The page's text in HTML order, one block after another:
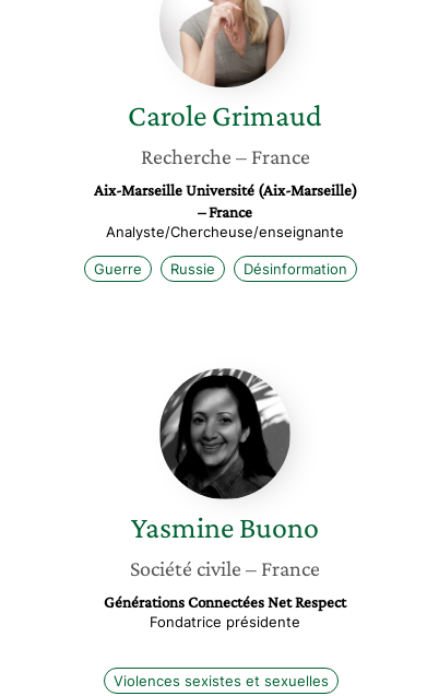
CaroleGrimaud
Recherche – France
Aix-Marseille Université (Aix-Marseille)
– France
Analyste/Chercheuse/enseignante
Guerre Russie Désinformation
Yasmine
Buono
YasmineBuono
Société civile – France
Générations Connectées Net Respect
Fondatrice présidente
Violences sexistes et sexuelles